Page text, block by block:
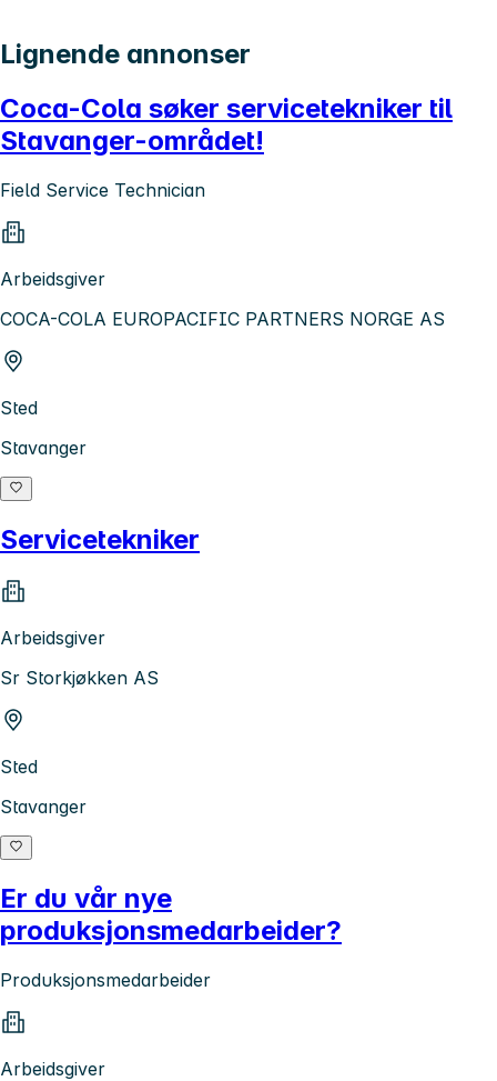
Lignende annonser
Coca-Cola søker servicetekniker til
Stavanger-området!
Field Service Technician
Arbeidsgiver
COCA-COLA EUROPACIFIC PARTNERS NORGE AS
Sted
Stavanger
Servicetekniker
Arbeidsgiver
Sr Storkjøkken AS
Sted
Stavanger
Er du vår nye
produksjonsmedarbeider?
Produksjonsmedarbeider
Arbeidsgiver